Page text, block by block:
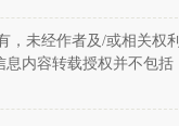
，未经作者及/或相关权利
息内容转载授权并不包括